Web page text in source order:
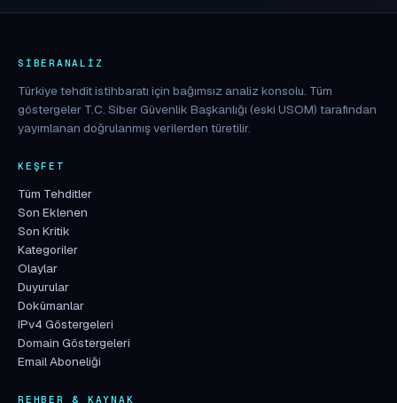
SIBERANALIZ
Türkiye tehdit istihbaratı için bağımsız analiz konsolu. Tüm
göstergeler T.C. Siber Güvenlik Başkanlığı (eski USOM) tarafından
yayımlanan doğrulanmış verilerden türetilir.
KEŞFET
Tüm Tehditler
Son Eklenen
Son Kritik
Kategoriler
Olaylar
Duyurular
Dokümanlar
IPv4 Göstergeleri
Domain Göstergeleri
Email Aboneliği
REHBER & KAYNAK